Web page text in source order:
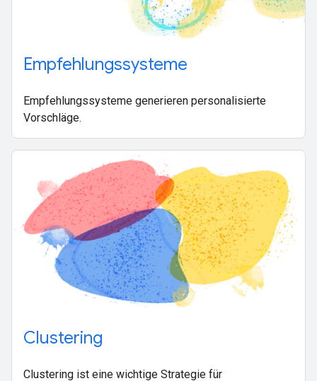
Empfehlungssysteme
Empfehlungssysteme generieren personalisierte
Vorschläge.
Clustering
Clustering ist eine wichtige Strategie für